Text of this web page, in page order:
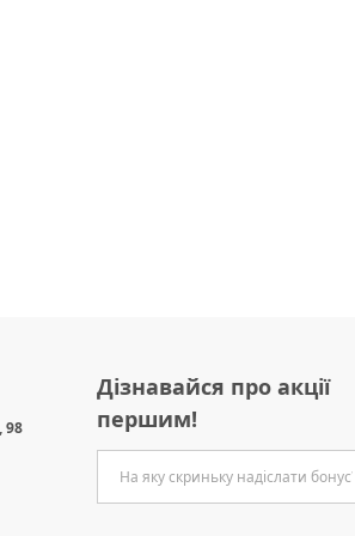
98
Дізнавайся про акції
першим!